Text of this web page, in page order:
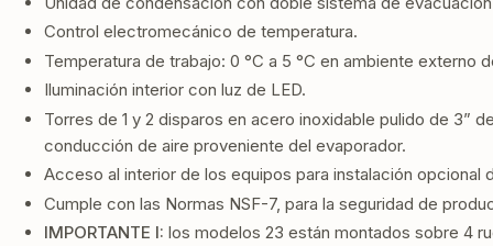
Control electromecánico de temperatura.
Temperatura de trabajo: 0 °C a 5 °C en ambiente externo
Iluminación interior con luz de LED.
Torres de 1 y 2 disparos en acero inoxidable pulido de 3”
conducción de aire proveniente del evaporador.
Acceso al interior de los equipos para instalación opcional
Cumple con las Normas NSF-7, para la seguridad de
IMPORTANTE I: los modelos 23 están montados sobre 4